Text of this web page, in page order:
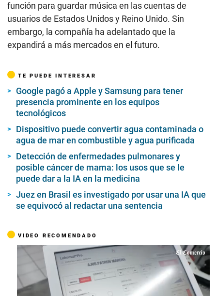
función para guardar música en las cuentas de
usuarios de Estados Unidos y Reino Unido. Sin
embargo, la compañía ha adelantado que la
expandirá a más mercados en el futuro.
TE PUEDE INTERESAR
Google pagó a Apple y Samsung para tener
presencia prominente en los equipos
tecnológicos
Dispositivo puede convertir agua contaminada o
agua de mar en combustible y agua purificada
Detección de enfermedades pulmonares y
posible cáncer de mama: los usos que se le
puede dar a la IA en la medicina
Juez en Brasil es investigado por usar una IA que
se equivocó al redactar una sentencia
VIDEO RECOMENDADO